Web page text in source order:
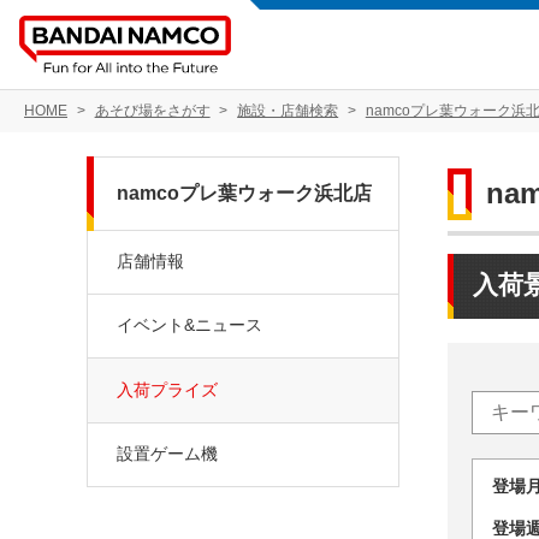
HOME あそび場をさがす 施設・店舗検索 namcoプレ葉ウォーク浜
入荷
登
登
namcoプレ葉ウォーク浜北店
店舗情報
イベント&ニュース
入荷プライズ
設置ゲーム機